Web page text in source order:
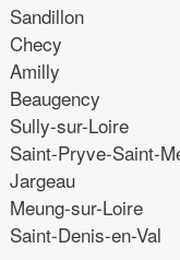
Sandillon
Checy
Amilly
Beaugency
Sully-sur-Loire
Saint-Pryve-Saint-
Jargeau
Meung-sur-Loire
Saint-Denis-en-Val